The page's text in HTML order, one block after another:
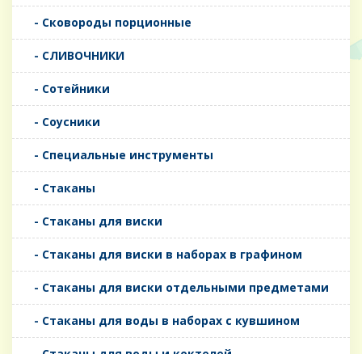
- Сковороды порционные
- СЛИВОЧНИКИ
- Сотейники
- Соусники
- Специальные инструменты
- Стаканы
- Стаканы для виски
- Стаканы для виски в наборах в графином
- Стаканы для виски отдельными предметами
- Стаканы для воды в наборах с кувшином